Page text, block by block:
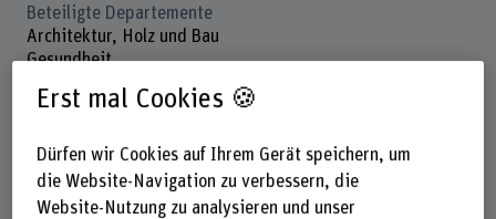
Beteiligte Departemente
Architektur, Holz und Bau
Gesundheit
Hochschule für Agrar-, Forst- und
Lebensmittelwissenschaften
Institut(e)
Pflege
Erst mal Cookies 🍪
Dürfen wir Cookies auf Ihrem Gerät speichern, um
die Website-Navigation zu verbessern, die
Website-Nutzung zu analysieren und unser